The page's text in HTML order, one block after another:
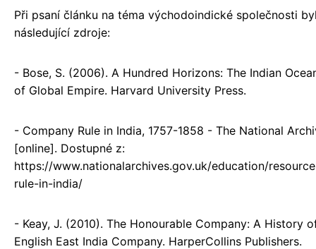
Při psaní článku na téma východoindické společnosti
následující zdroje:
- Bose, S. (2006). A Hundred Horizons: The Indian
of Global Empire. Harvard University Press.
- Company Rule in India, 1757-1858 - The National
[online]. Dostupné z:
https://www.nationalarchives.gov.uk/education/
rule-in-india/
- Keay, J. (2010). The Honourable Company: A History
English East India Company. HarperCollins Publishers.